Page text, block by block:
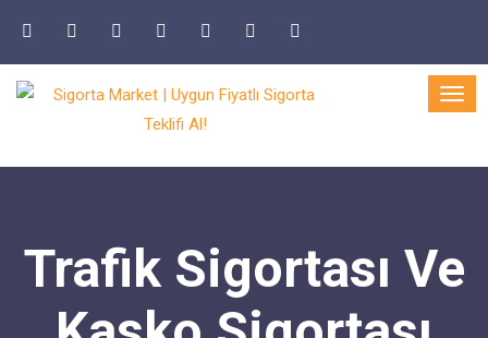
Trafik Sigortası Ve